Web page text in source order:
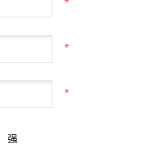
*
*
*
强